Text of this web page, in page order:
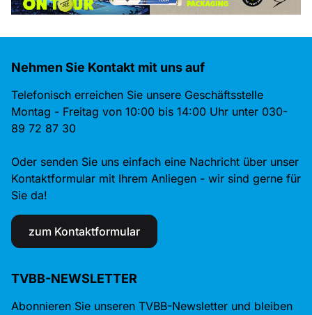
Nehmen Sie Kontakt mit uns auf
Telefonisch erreichen Sie unsere Geschäftsstelle
Montag - Freitag von 10:00 bis 14:00 Uhr unter 030-
89 72 87 30
Oder senden Sie uns einfach eine Nachricht über unser
Kontaktformular mit Ihrem Anliegen - wir sind gerne für
Sie da!
zum Kontaktformular
TVBB-NEWSLETTER
Abonnieren Sie unseren TVBB-Newsletter und bleiben